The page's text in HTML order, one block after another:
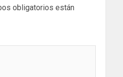
obligatorios están